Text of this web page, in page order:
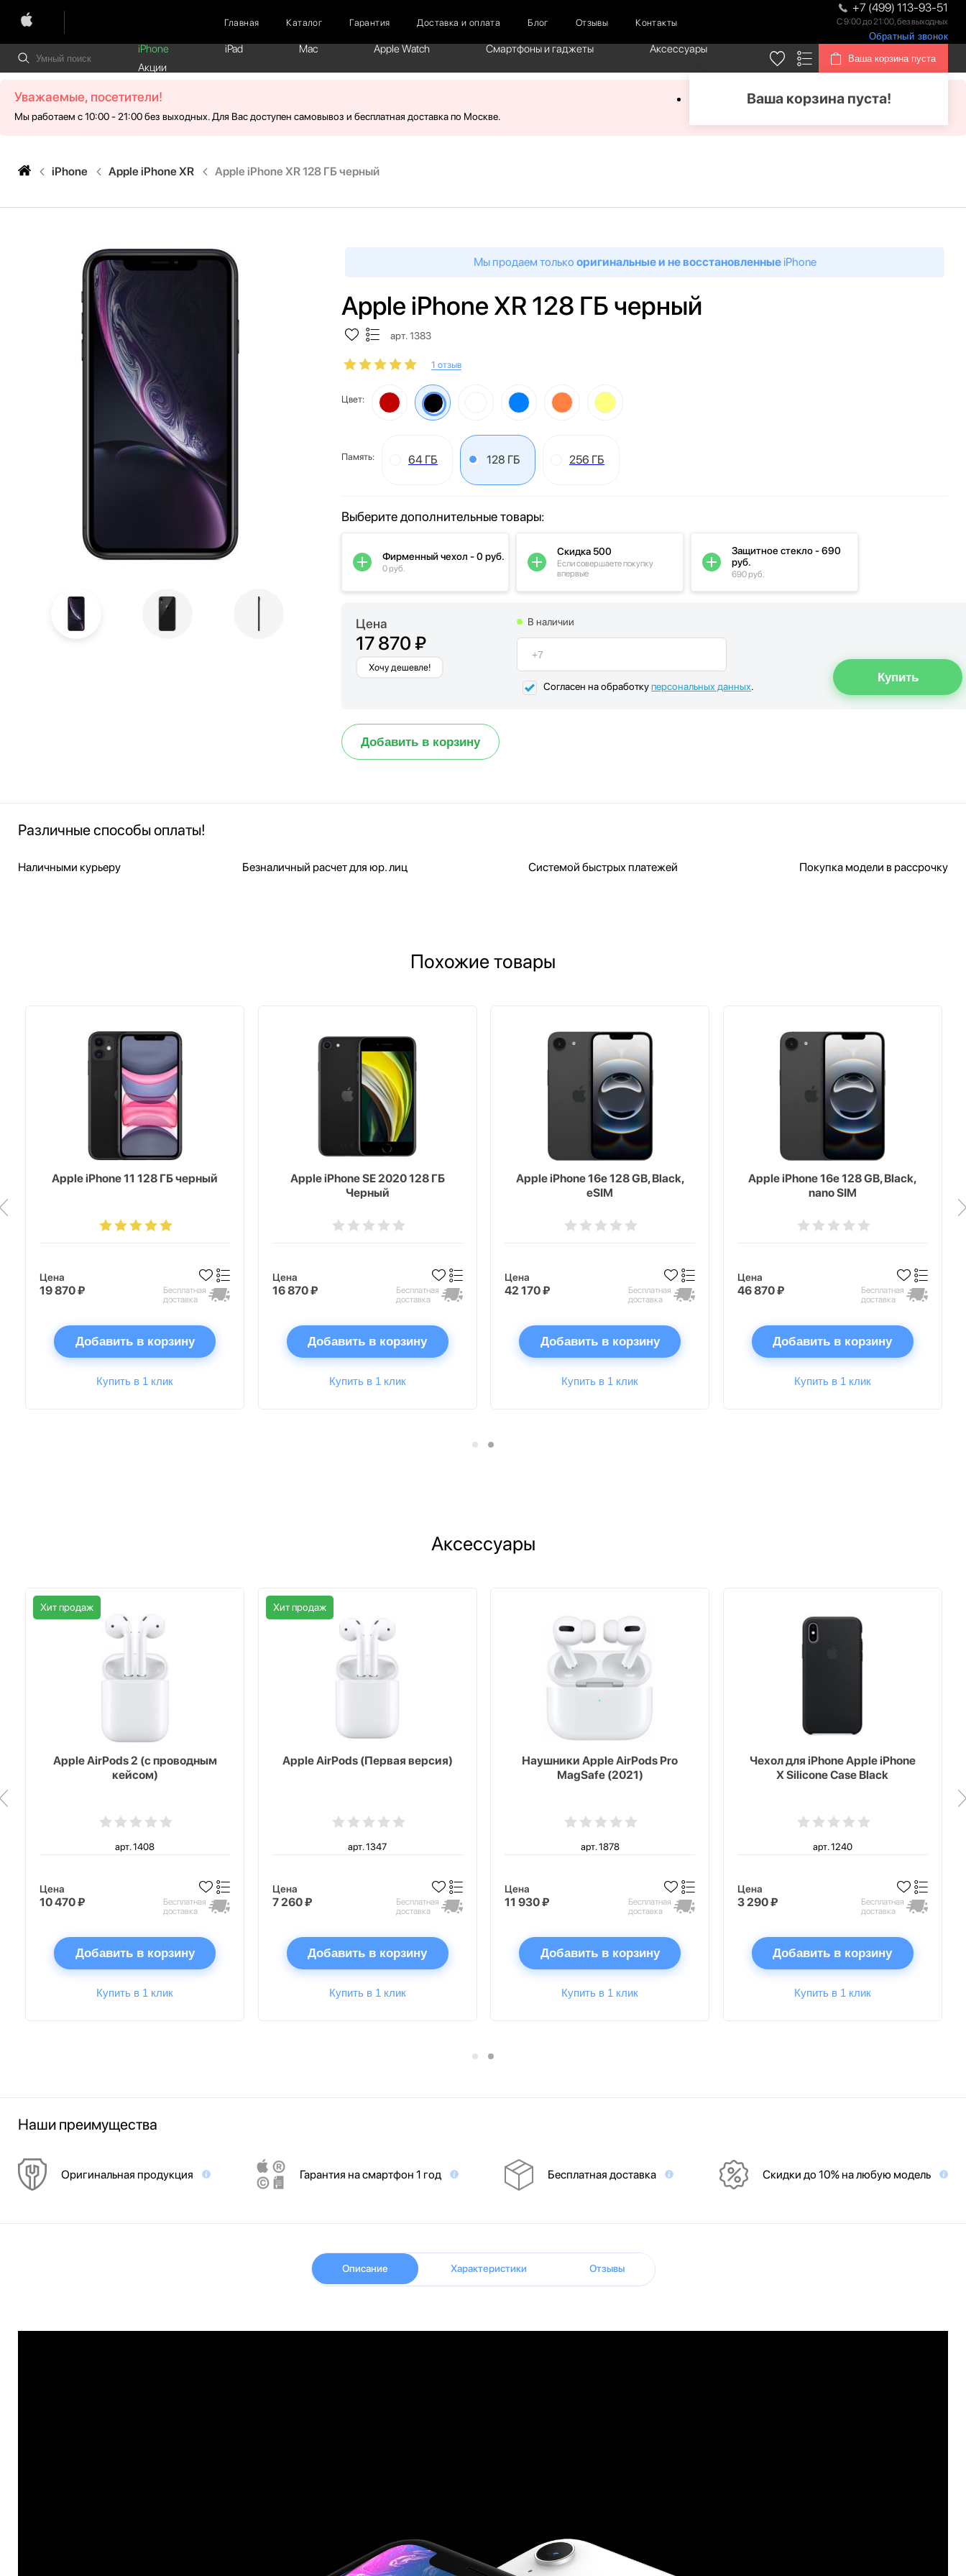
Главная Каталог Гарантия Доставка и оплата Блог Отзывы Контакты
+7 (499) 113-93-51
С 9:00 до 21:00, без выходных
Обратный звонок
iPhone iPad Mac Apple Watch Смартфоны и гаджеты
Аксессуары
Акции
Ваша корзина пуста
Ваша корзина пуста!
Уважаемые, посетители!
Мы работаем с 10:00 - 21:00 без выходных. Для Вас доступен самовывоз и бесплатная доставка по Москве.
iPhone Apple iPhone XR Apple iPhone XR 128 ГБ черный
Мы продаем только оригинальные и не восстановленныеiPhone
Apple iPhone XR 128 ГБ черный
арт. 1383
1 отзыв
Цвет:
Память: 64 ГБ 128 ГБ 256 ГБ
Цена
17 870 ₽
Хочу дешевле!
В наличии
Согласен на обработкуперсональных данных.
Добавить в корзину
Выберите дополнительные товары:
Фирменный чехол - 0 руб.
0 руб.
Скидка 500
Если совершаете покупку
впервые
Защитное стекло - 690
руб.
690 руб.
Различные способы оплаты!
Наличными курьеру Безналичный расчет для юр. лиц Системой быстрых платежей Покупка модели в рассрочку
Похожие товары
Apple iPhone 11 128 ГБ черный
Цена
19 870 ₽
Бесплатная
доставка
Добавить в корзину
Купить в 1 клик
Apple iPhone SE 2020 128 ГБ
Черный
Цена
16 870 ₽
Бесплатная
доставка
Добавить в корзину
Купить в 1 клик
Apple iPhone 16e 128 GB, Black,
eSIM
Цена
42 170 ₽
Бесплатная
доставка
Добавить в корзину
Купить в 1 клик
Apple iPhone 16e 128 GB, Black,
nano SIM
Цена
46 870 ₽
Бесплатная
доставка
Добавить в корзину
Купить в 1 клик
Аксессуары
Хит продаж
Apple AirPods 2 (с проводным
кейсом)
арт. 1408
Цена
10 470 ₽
Бесплатная
доставка
Добавить в корзину
Купить в 1 клик
Хит продаж
Apple AirPods (Первая версия)
арт. 1347
Цена
7 260 ₽
Бесплатная
доставка
Добавить в корзину
Купить в 1 клик
Наушники Apple AirPods Pro
MagSafe (2021)
арт. 1878
Цена
11 930 ₽
Бесплатная
доставка
Добавить в корзину
Купить в 1 клик
Чехол для iPhone Apple iPhone
X Silicone Case Black
арт. 1240
Цена
3 290 ₽
Бесплатная
доставка
Добавить в корзину
Купить в 1 клик
Наши преимущества
Оригинальная продукция Гарантия на смартфон 1 год Бесплатная доставка Скидки до 10% на любую модель
Описание Характеристики Отзывы